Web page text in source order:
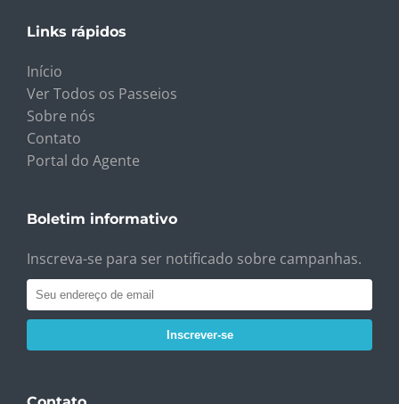
Links rápidos
Início
Ver Todos os Passeios
Sobre nós
Contato
Portal do Agente
Boletim informativo
Inscreva-se para ser notificado sobre campanhas.
Inscrever-se